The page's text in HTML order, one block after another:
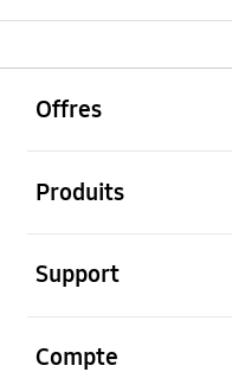
Offres
Produits
Support
Compte